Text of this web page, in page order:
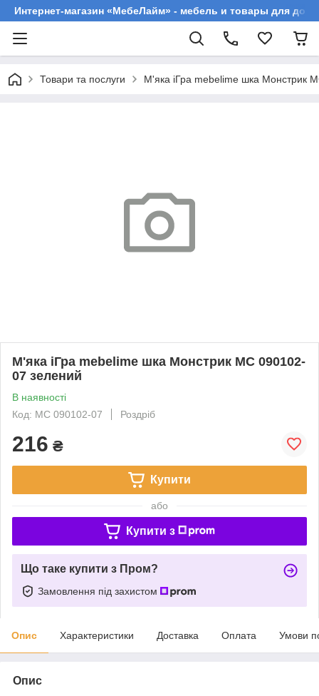
Интернет-магазин «МебеЛайм» - мебель и товары для
Товари та послуги М'яка іГра mebelime шка Монстрик
М'яка іГра mebelime шка Монстрик МС 090102-
07 зелений
В наявності
Код: МС 090102-07
Роздріб
216 ₴
Купити
або
Купити з
Що таке купити з Пром?
Замовлення під захистом
Опис Характеристики Доставка Оплата Умови
Опис